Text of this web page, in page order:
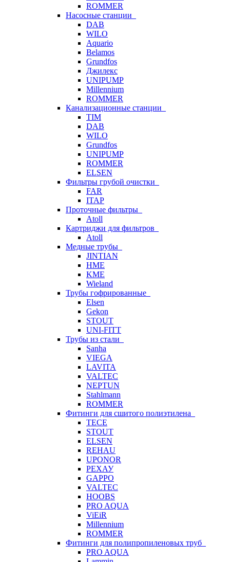
ROMMER
Насосные станции
DAB
WILO
Aquario
Belamos
Grundfos
Джилекс
UNIPUMP
Millennium
ROMMER
Канализационные станции
TIM
DAB
WILO
Grundfos
UNIPUMP
ROMMER
ELSEN
Фильтры грубой очистки
FAR
ITAP
Проточные фильтры
Atoll
Картриджи для фильтров
Atoll
Медные трубы
JINTIAN
HME
KME
Wieland
Трубы гофрированные
Elsen
Gekon
STOUT
UNI-FITT
Трубы из стали
Sanha
VIEGA
LAVITA
VALTEC
NEPTUN
Stahlmann
ROMMER
Фитинги для сшитого полиэтилена
TECE
STOUT
ELSEN
REHAU
UPONOR
РЕХАУ
GAPPO
VALTEC
HOOBS
PRO AQUA
ViEiR
Millennium
ROMMER
Фитинги для полипропиленовых труб
PRO AQUA